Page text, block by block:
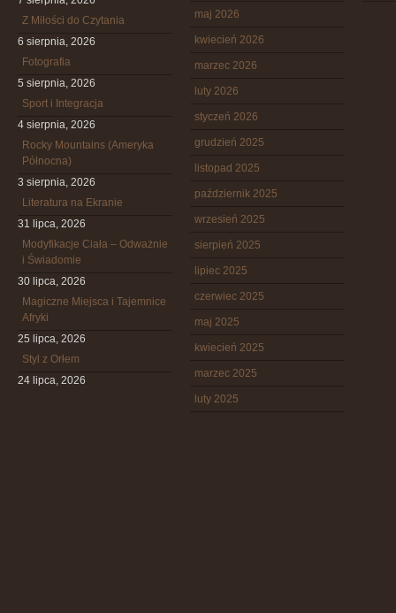
Z Miłości do Czytania
6 sierpnia, 2026
Fotografia
5 sierpnia, 2026
Sport i Integracja
4 sierpnia, 2026
Rocky Mountains (Ameryka
Północna)
3 sierpnia, 2026
Literatura na Ekranie
31 lipca, 2026
Modyfikacje Ciała – Odważnie
i Świadomie
30 lipca, 2026
Magiczne Miejsca i Tajemnice
Afryki
25 lipca, 2026
Styl z Orłem
24 lipca, 2026
maj 2026
kwiecień 2026
marzec 2026
luty 2026
styczeń 2026
grudzień 2025
listopad 2025
październik 2025
wrzesień 2025
sierpień 2025
lipiec 2025
czerwiec 2025
maj 2025
kwiecień 2025
marzec 2025
luty 2025